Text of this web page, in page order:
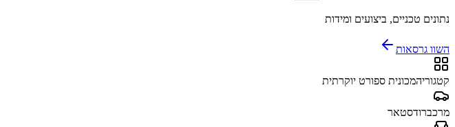
נתונים טכניים, ביצועים ומידות
השוו גרסאות
קטגוריהמכונית ספורט יוקרתית
מרכברודסטאר